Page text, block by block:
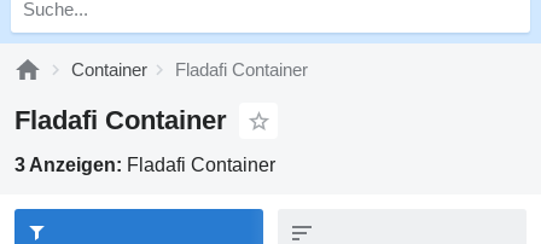
Container Fladafi Container
Fladafi Container
3 Anzeigen: Fladafi Container